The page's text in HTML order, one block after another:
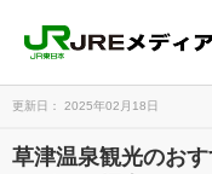
更新日： 2025年02月18日
草津温泉観光のお